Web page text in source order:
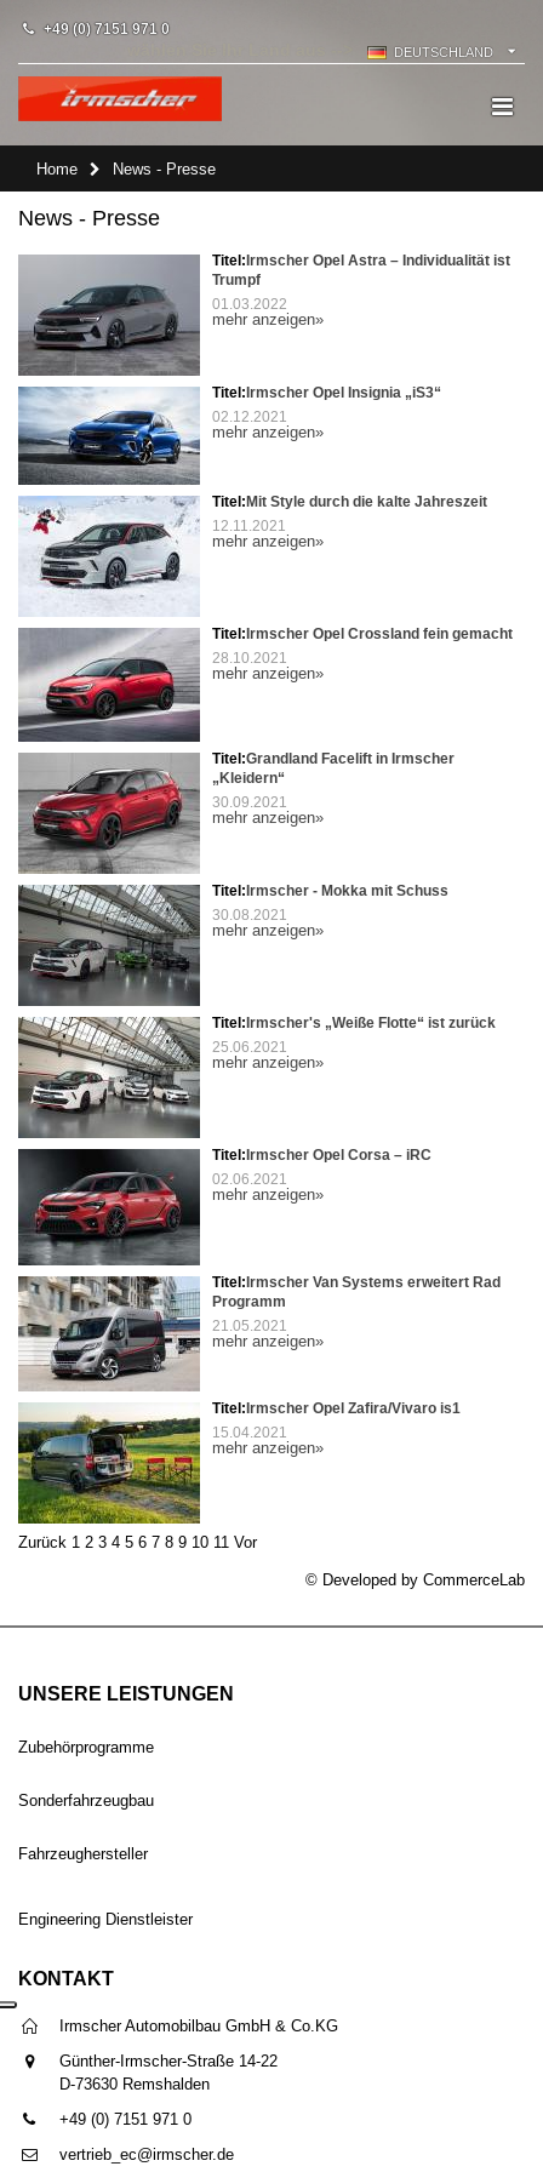
+49 (0) 7151 971 0
DEUTSCHLAND
Home News - Presse
News - Presse
Titel: Irmscher Opel Astra – Individualität ist
Trumpf
01.03.2022
mehr anzeigen»
Titel: Irmscher Opel Insignia „iS3“
02.12.2021
mehr anzeigen»
Titel: Mit Style durch die kalte Jahreszeit
12.11.2021
mehr anzeigen»
Titel: Irmscher Opel Crossland fein gemacht
28.10.2021
mehr anzeigen»
Titel:Grandland Facelift in Irmscher
„Kleidern“
30.09.2021
mehr anzeigen»
Titel: Irmscher - Mokka mit Schuss
30.08.2021
mehr anzeigen»
Titel: Irmscher's „Weiße Flotte“ ist zurück
25.06.2021
mehr anzeigen»
Titel: Irmscher Opel Corsa – iRC
02.06.2021
mehr anzeigen»
Titel: Irmscher Van Systems erweitert Rad
Programm
21.05.2021
mehr anzeigen»
Titel: Irmscher Opel Zafira/Vivaro is1
15.04.2021
mehr anzeigen»
Zurück 1 2 3 4 5 6 7 8 9 10 11 Vor
© Developed by CommerceLab
UNSERE LEISTUNGEN
Zubehörprogramme
Sonderfahrzeugbau
Fahrzeughersteller
Engineering Dienstleister
KONTAKT
Irmscher Automobilbau GmbH & Co.KG
Günther-Irmscher-Straße 14-22
D-73630 Remshalden
+49 (0) 7151 971 0
vertrieb_ec@irmscher.de